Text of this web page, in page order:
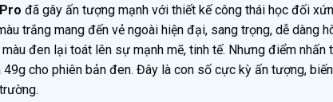
đã gây ấn tượng mạnh với thiết kế công thái học đối
trắng mang đến vẻ ngoài hiện đại, sang trọng, dễ dàng
đen lại toát lên sự mạnh mẽ, tinh tế. Nhưng điểm nhấn
cho phiên bản đen. Đây là con số cực kỳ ấn tượng,